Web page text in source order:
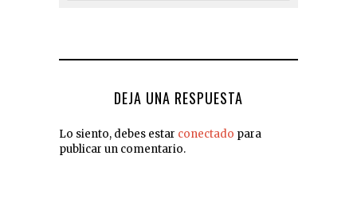
DEJA UNA RESPUESTA
Lo siento, debes estar conectado para
publicar un comentario.